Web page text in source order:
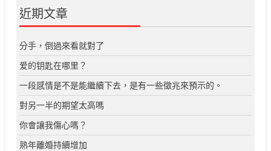
近期文章
分手，倒過來看就對了
爱的钥匙在哪里？
一段感情是不是能繼續下去，是有一些徵兆來預示的。
對另一半的期望太高嗎
你會讓我傷心嗎？
熟年離婚持續增加